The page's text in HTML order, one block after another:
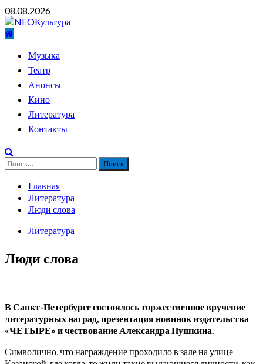
Перейти
к
содержимому
08.08.2026
ОсновноеМузыка
Театр
Анонсы
Кино
Литература
Контакты
Найти:
Главная
Литература
Люди слова
Литература
Люди слова
В Санкт-Петербурге состоялось торжественное вручение
литературных наград, презентация новинок издательства
«ЧЕТЫРЕ» и чествование Александра Пушкина.
Символично, что награждение проходило в зале на улице